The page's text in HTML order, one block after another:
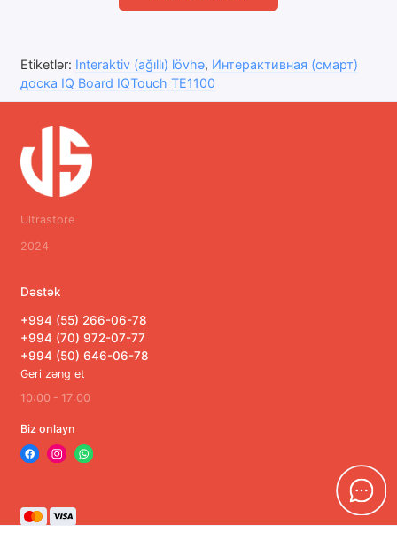
Etiketlər: Interaktiv (ağıllı) lövhə, Интерактивная (смарт)
доска IQ Board IQTouch TE1100
Ultrastore
2024
Dəstək
+994 (55) 266-06-78
+994 (70) 972-07-77
+994 (50) 646-06-78
Geri zəng et
10:00 - 17:00
Biz onlayn